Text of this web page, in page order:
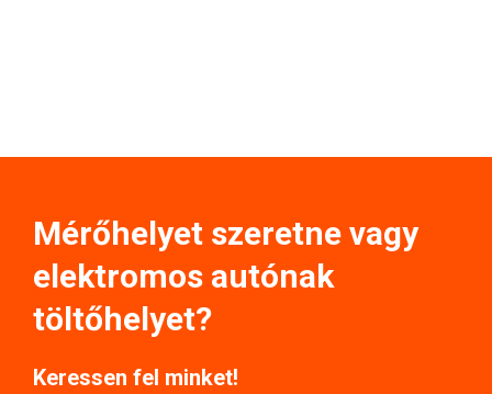
Mérőhelyet szeretne vagy
elektromos autónak
töltőhelyet?
Keressen fel minket!